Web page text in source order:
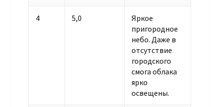
4 5,0
Яркое
пригородное
небо. Даже в
отсутствие
городского
смога облака
ярко
освещены.